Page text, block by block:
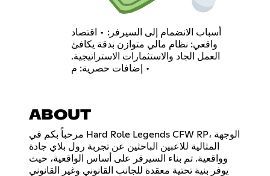
أسباب الانضمام إلى السيرفر: • اقتصاد
واقعي: نظام مالي متوازن بدقة يكافئ
العمل الجاد والاستثمارات الاستراتيجية.
• إضافات حصرية: م
ABOUT
مرحباً بكم في Hard Role Legends CFW RP، الوجهة
المثالية للاعبين الباحثين عن تجربة رول بلاي جادة
وواقعية. تم بناء السيرفر على أساس الواقعية، حيث
يوفر بنية تحتية معقدة للجانب القانوني وغير القانوني